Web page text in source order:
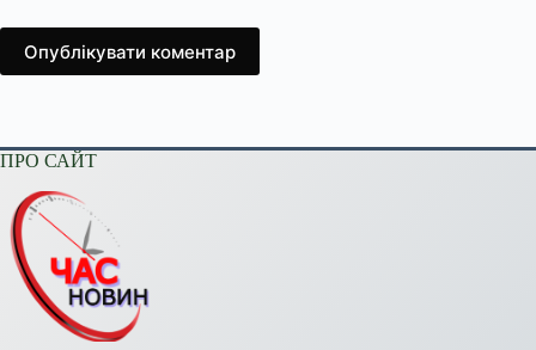
Опублікувати коментар
ПРО САЙТ